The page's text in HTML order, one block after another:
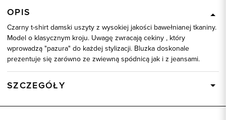
OPIS
Czarny t-shirt damski uszyty z wysokiej jakości bawełnianej tkaniny.
Model o klasycznym kroju. Uwagę zwracają cekiny , który
wprowadzą "pazura" do każdej stylizacji. Bluzka doskonale
prezentuje się zarówno ze zwiewną spódnicą jak i z jeansami.
SZCZEGÓŁY